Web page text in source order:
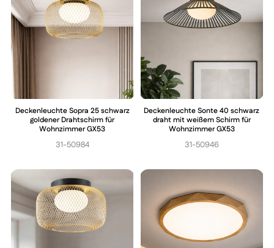
Deckenleuchte Sopra 25 schwarz
goldener Drahtschirm für
Wohnzimmer GX53
31-50984
Deckenleuchte Sonte 40 schwarz
draht mit weißem Schirm für
Wohnzimmer GX53
31-50946